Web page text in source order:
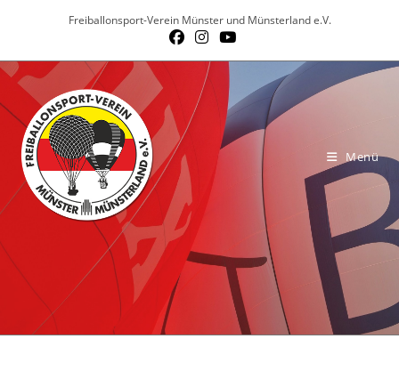
Freiballonsport-Verein Münster und Münsterland e.V.
Menü